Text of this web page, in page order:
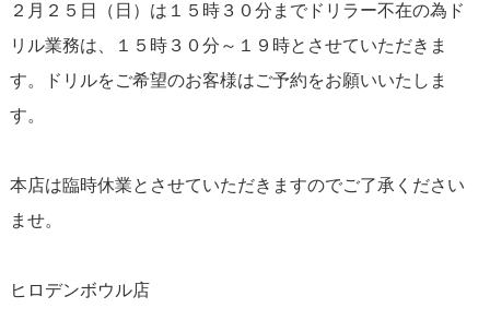
２月２５日（日）は１５時３０分までドリラー不在の為ド
リル業務は、１５時３０分～１９時とさせていただきま
す。ドリルをご希望のお客様はご予約をお願いいたしま
す。
本店は臨時休業とさせていただきますのでご了承ください
ませ。
ヒロデンボウル店